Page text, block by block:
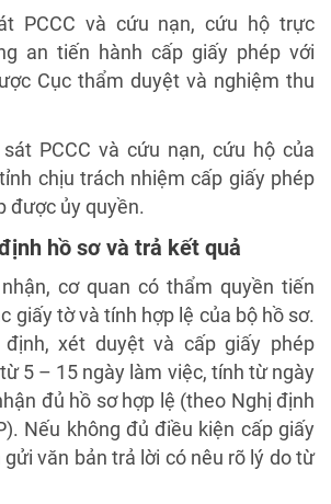
PCCC và cứu nạn, cứu hộ trực
an tiến hành cấp giấy phép với
Cục thẩm duyệt và nghiệm thu
sát PCCC và cứu nạn, cứu hộ của
chịu trách nhiệm cấp giấy phép
được ủy quyền.
hồ sơ và trả kết quả
cơ quan có thẩm quyền tiến
giấy tờ và tính hợp lệ của bộ hồ sơ.
xét duyệt và cấp giấy phép
5 – 15 ngày làm việc, tính từ ngày
đủ hồ sơ hợp lệ (theo Nghị định
Nếu không đủ điều kiện cấp giấy
văn bản trả lời có nêu rõ lý do từ